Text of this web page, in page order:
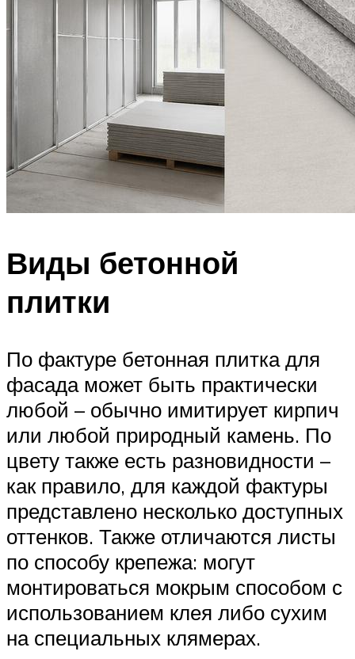
Виды бетонной
плитки
По фактуре бетонная плитка для
фасада может быть практически
любой – обычно имитирует кирпич
или любой природный камень. По
цвету также есть разновидности –
как правило, для каждой фактуры
представлено несколько доступных
оттенков. Также отличаются листы
по способу крепежа: могут
монтироваться мокрым способом с
использованием клея либо сухим
на специальных клямерах.